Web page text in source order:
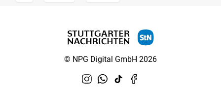
© NPG Digital GmbH 2026